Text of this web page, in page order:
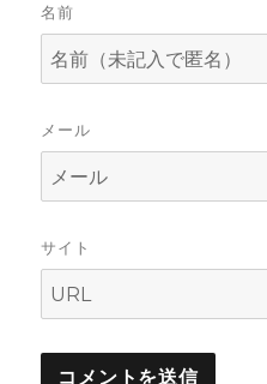
名前
メール
サイト